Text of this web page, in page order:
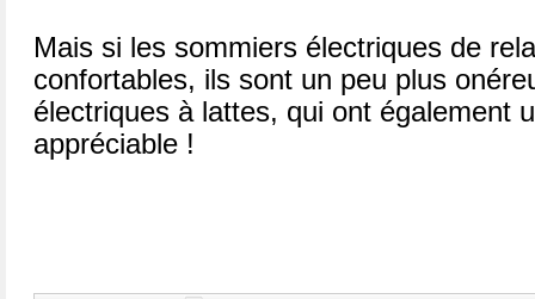
Mais si les sommiers électriques de
confortables, ils sont un peu plus
électriques à lattes, qui ont également
appréciable !